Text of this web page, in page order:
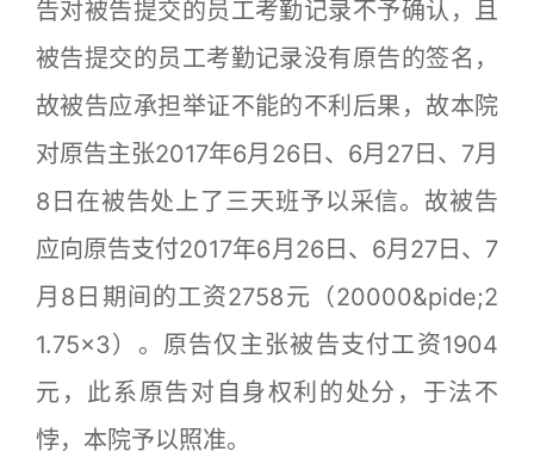
告对被告提交的员工考勤记录不予确认，且
被告提交的员工考勤记录没有原告的签名，
故被告应承担举证不能的不利后果，故本院
对原告主张2017年6月26日、6月27日、7月
8日在被告处上了三天班予以采信。故被告
应向原告支付2017年6月26日、6月27日、7
月8日期间的工资2758元（20000&pide;2
1.75×3）。原告仅主张被告支付工资1904
元，此系原告对自身权利的处分，于法不
悖，本院予以照准。